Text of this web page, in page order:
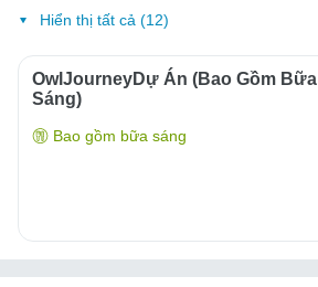
Hiển thị tất cả (12)
OwlJourneyDự Án (Bao Gồm Bữa
Sáng)
Bao gồm bữa sáng